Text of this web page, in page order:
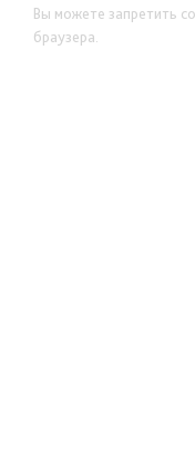
Я хочу получать
Вы можете запретить
браузера.